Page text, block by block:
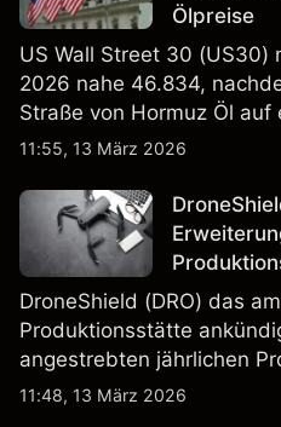
Ölpreise
US Wall Street 30 (US30)
2026 nahe 46.834,
Straße von Hormuz Öl
und die US-
verlässlicher Indikator für
11:55, 13 März 2026
DroneShield (DRO) das
Produktionsstätte
angestrebten jährlichen
etwa 2,4 Mrd. AUD bis
11:48, 13 März 2026